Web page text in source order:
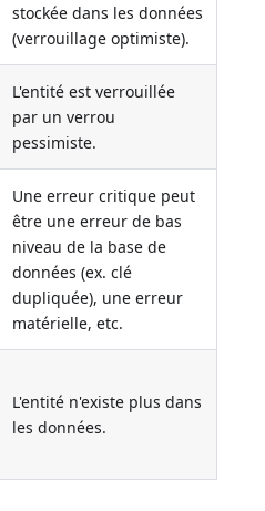
stockée dans les données
(verrouillage optimiste).
L'entité est verrouillée
par un verrou
pessimiste.
Une erreur critique peut
être une erreur de bas
niveau de la base de
données (ex. clé
dupliquée), une erreur
matérielle, etc.
L'entité n'existe plus dans
les données.